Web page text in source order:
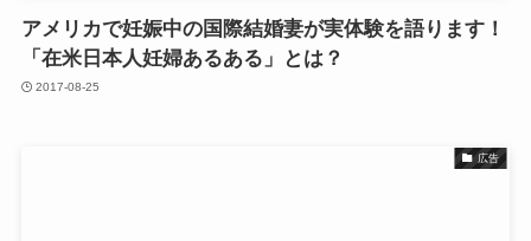
アメリカで妊娠中の国際結婚妻が実体験を語ります！
「在米日本人妊婦あるある」とは？
2017-08-25
広告